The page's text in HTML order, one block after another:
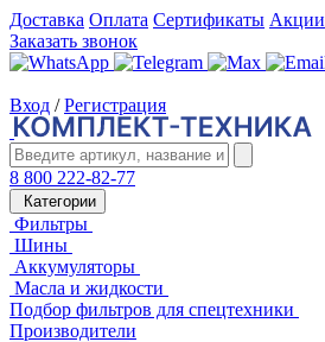
Доставка Оплата Сертификаты Акции
Заказать звонок
Вход / Регистрация
8 800 222-82-77
Категории
Фильтры
Шины
Аккумуляторы
Масла и жидкости
Подбор фильтров для спецтехники
Производители